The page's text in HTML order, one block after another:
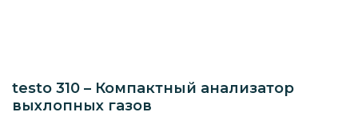
testo 310 – Компактный анализатор
выхлопных газов